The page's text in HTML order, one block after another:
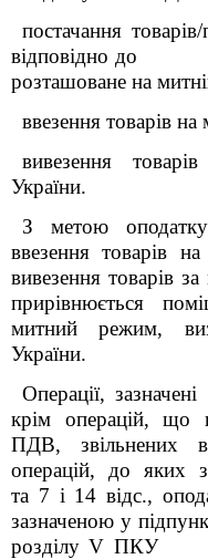
постачання
відповідно до
розташоване на
ввезення товарів
вивезення
України.
З метою
ввезення товарів
вивезення товарів
прирівнюється
митний режим,
України.
Операції, зазначені
крім операцій, що
ПДВ, звільнених
операцій, до яких
та 7 і 14 відс.,
зазначеною у
розділу V ПКУ